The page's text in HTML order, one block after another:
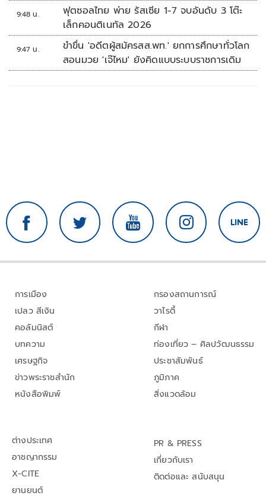
9:48 น.
ฟุตซอลไทย พ่าย รัสเซีย 1-7 จบอันดับ 3 โต๊ะ
เล็กคอนติเนทัล 2026
9:47 น.
ขำขื่น 'อดีตผู้สมัครสส.พท.' ยกการศึกษาทั่วโลก
สอนมวย 'เจ๊ไหม' ยังคิดแบบระบบราชการเดิม
การเมือง
เปลว สีเงิน
คอลัมนิสต์
บทความ
เศรษฐกิจ
ข่าวพระราชสำนัก
หนังสือพิมพ์
กรองสถานการณ์
วาไรตี้
กีฬา
ท่องเที่ยว – ศิลปวัฒนธรรม
ประชาสัมพันธ์
ภูมิภาค
สิ่งแวดล้อม
ต่างประเทศ
อาชญากรรม
X-CITE
ยานยนต์
PR & PRESS
เกี่ยวกับเรา
ติดต่อและ สนับสนุน